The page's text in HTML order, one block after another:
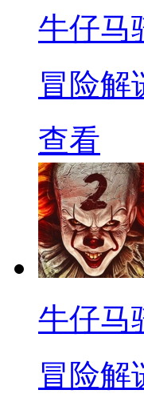
牛仔马
冒险解
查看
牛仔马
冒险解